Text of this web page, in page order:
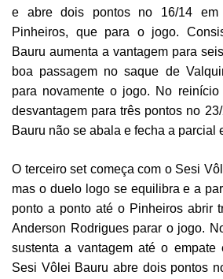
e abre dois pontos no 16/14
Pinheiros, que para o jogo.
Bauru aumenta a vantagem para
boa passagem no saque de
para novamente o jogo. No
desvantagem para três pontos no
Bauru não se abala e fecha a parcial
O terceiro set começa com o Sesi
mas o duelo logo se equilibra e a
ponto a ponto até o Pinheiros abrir
Anderson Rodrigues parar o jogo.
sustenta a vantagem até o empate
Sesi Vôlei Bauru abre dois pontos